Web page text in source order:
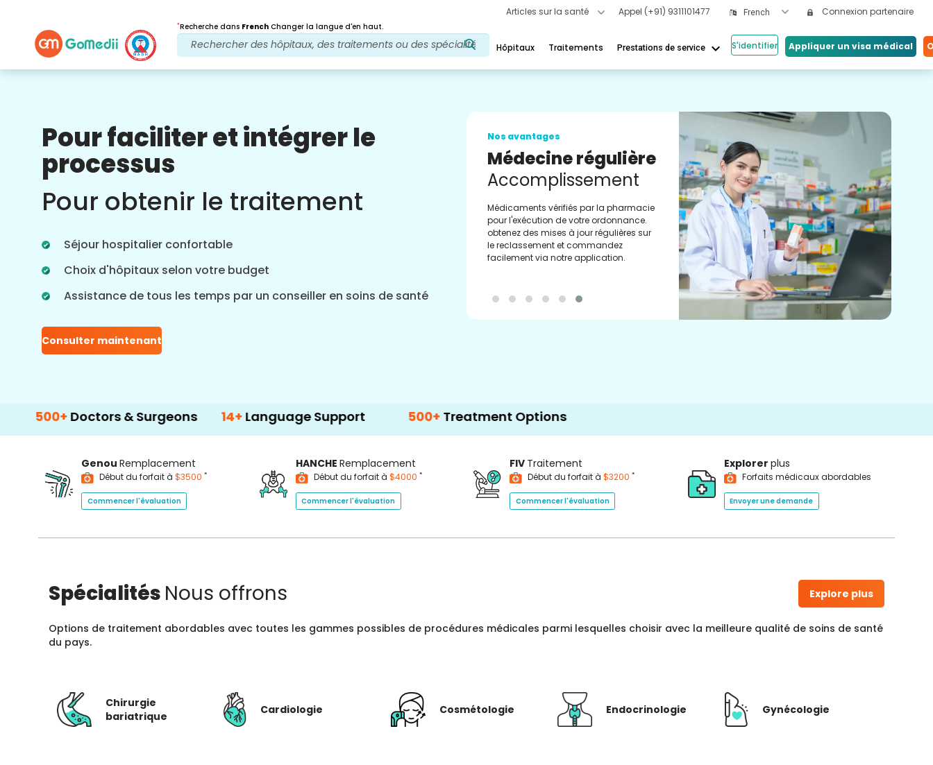
Articles sur la santé Appel (+91) 9311101477 French Connexion partenaire
*Recherche dans French Changer la langue d'en haut.
Hôpitaux Traitements Prestations de service keyboard_arrow_down S'identifier Appliquer un visa médical
Pour faciliter et intégrer le
processus
Pour obtenir le traitement
Séjour hospitalier confortable
Choix d'hôpitaux selon votre budget
Assistance de tous les temps par un conseiller en soins de santé
Consulter maintenant
Nos avantages
Application
multilingueSoutien
Téléchargez notre application GoMedii
manière plus précise et plus précise.
Nos avantages
Médecine régulière
Accomplissement
Médicaments vérifiés par la pharmacie
pour l'exécution de votre ordonnance.
obtenez des mises à jour régulières sur
le reclassement et commandez
facilement via notre application.
Doctors & Surgeons 14+Language Support 500+ Treatment Options
Genou Remplacement
Début du forfait à $3500 *
Commencer l'évaluation
HANCHE Remplacement
Début du forfait à $4000 *
Commencer l'évaluation
FIV Traitement
Début du forfait à $3200 *
Commencer l'évaluation
Explorer plus
Forfaits médicaux abordables
Envoyer une demande
Spécialités Nous offrons Explore plus
Options de traitement abordables avec toutes les gammes possibles de procédures médicales parmi lesquelles choisir avec la meilleure qualité de soins de santé
du pays.
Chirurgie
bariatrique
Cardiologie Cosmétologie Endocrinologie Gynécologie